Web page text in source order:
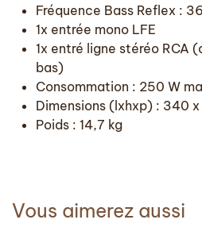
Fréquence Bass Reflex :
1x entrée mono LFE
1x entré ligne stéréo RCA
bas)
Consommation : 250 W
Dimensions (lxhxp) : 340
Poids : 14,7 kg
Vous aimerez aussi